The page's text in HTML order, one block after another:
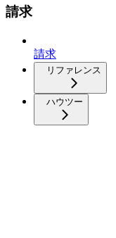
請求
請求
リファレンス
ハウツー